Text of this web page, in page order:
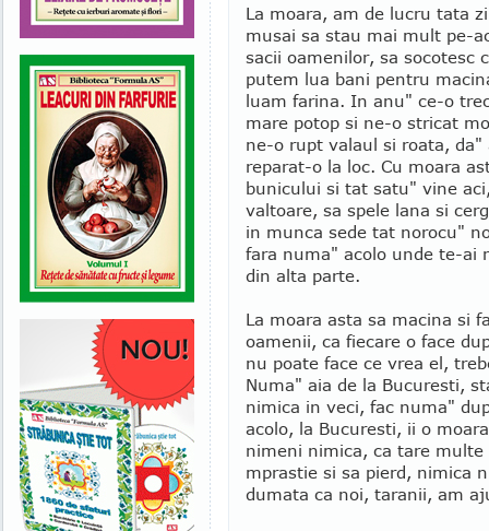
La moara, am de lucru tata
musai sa stau mai mult pe-
sacii oamenilor, sa socotesc
putem lua bani pentru
luam farina. In anu" ce-o
mare potop si ne-o stricat
ne-o rupt valaul si roata, da"
reparat-o la loc. Cu moara
bunicului si tat satu" vine
valtoare, sa spele lana si
in munca sede tat norocu"
fara numa" acolo unde te-ai
din alta parte.
La moara asta sa macina si
oamenii, ca fiecare o face
nu poate face ce vrea el,
Numa" aia de la Bucuresti,
nimica in veci, fac numa"
acolo, la Bucuresti, ii o
nimeni nimica, ca tare
mprastie si sa pierd, nimica
dumata ca noi, taranii, am